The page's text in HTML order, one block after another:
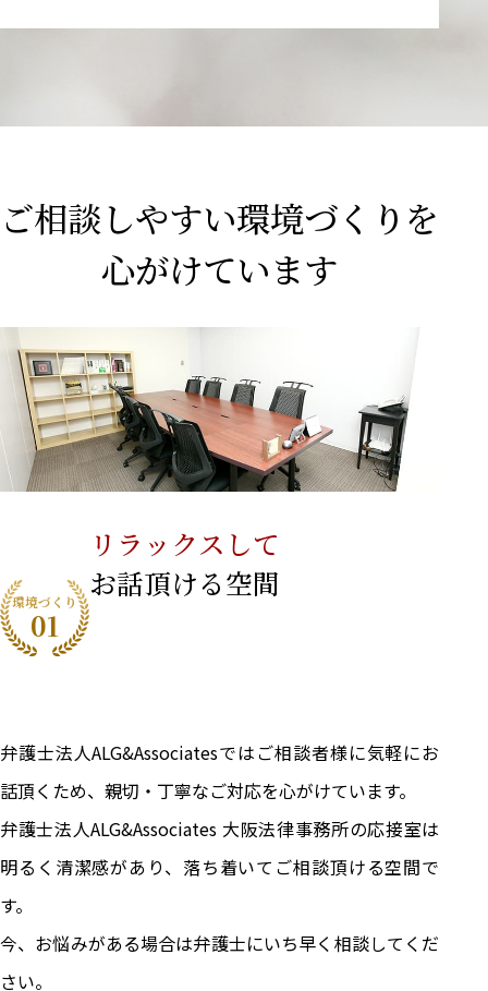
ご相談しやすい環境づくりを
心がけています
環境づくり
01
リラックスして
お話頂ける空間
弁護士法人ALG&Associatesではご相談者様に気軽にお
話頂くため、親切・丁寧なご対応を心がけています。
弁護士法人ALG&Associates 大阪法律事務所の応接室は
明るく清潔感があり、落ち着いてご相談頂ける空間で
す。
今、お悩みがある場合は弁護士にいち早く相談してくだ
さい。